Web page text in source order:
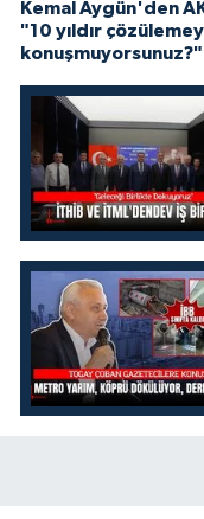
Kemal Aygün'den
"10 yıldır
konuşmuyorsunuz?"